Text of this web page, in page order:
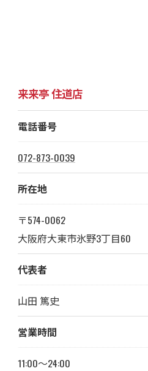
来来亭 住道店
電話番号
072-873-0039
所在地
〒574-0062
大阪府大東市氷野3丁目60
代表者
山田 篤史
営業時間
11:00～24:00